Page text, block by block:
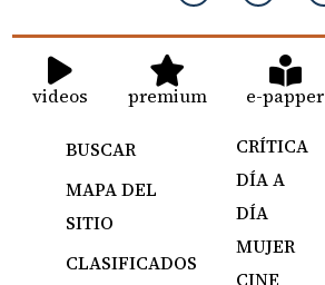
videos premium e-papper
BUSCAR
MAPA DEL
SITIO
CLASIFICADOS
CRÍTICA
DÍA A
DÍA
MUJER
CINE